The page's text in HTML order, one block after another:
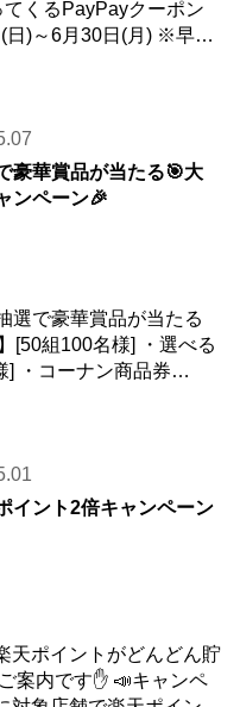
くるPayPayクーポン
豪華賞品が当たる🎯大
ンペーン🎉
選で豪華賞品が当たる
イント2倍キャンペーン
天ポイントがどんどん貯
✋ 📣キャンペ